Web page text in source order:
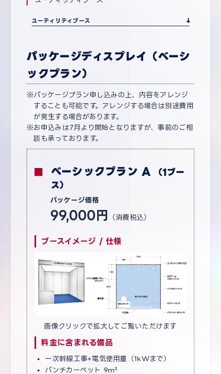
ユーティリティブース
パッケージディスプレイ（ベーシ
ックプラン）
パッケージプラン申し込みの上、内容をアレンジ
することも可能です。アレンジする場合は別途費用
が発生する場合があります。
お申込みは7月より開始となりますが、事前のご相
談も承っております。
ベーシックプラン A
（1ブー
ス）
パッケージ価格
99,000円 （消費税込）
ブースイメージ / 仕様
画像クリックで拡大してご覧いただけます
料金に含まれる備品
一次幹線工事+電気使用量（1kWまで）
パンチカーペット 9m²